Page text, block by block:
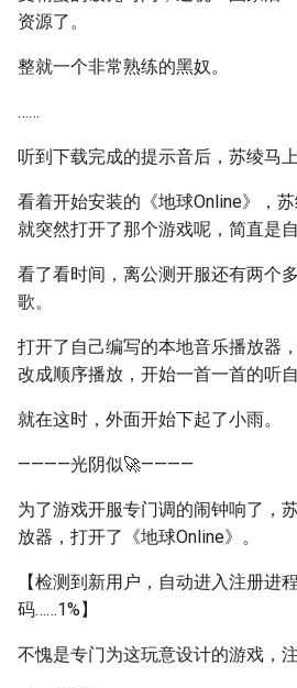
资源了。
整就一个非常熟练的黑奴。
……
听到下载完成的提示音后，苏绫马
看着开始安装的《地球Online》，
就突然打开了那个游戏呢，简直是
看了看时间，离公测开服还有两个
歌。
打开了自己编写的本地音乐播放器
改成顺序播放，开始一首一首的听
就在这时，外面开始下起了小雨。
————光阴似🚀————
为了游戏开服专门调的闹钟响了，
放器，打开了《地球Online》。
【检测到新用户，自动进入注册进
码……1%】
不愧是专门为这玩意设计的游戏，